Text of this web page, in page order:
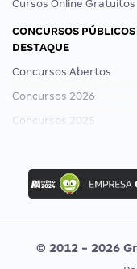
Cursos Online Gratuitos
CONCURSOS PÚBLICOS
DESTAQUE
Concursos Abertos
Concursos 2026
Concursos 2025
Concurso Ibama
Concurso MPU
Editais publicados
© 2012 - 2026